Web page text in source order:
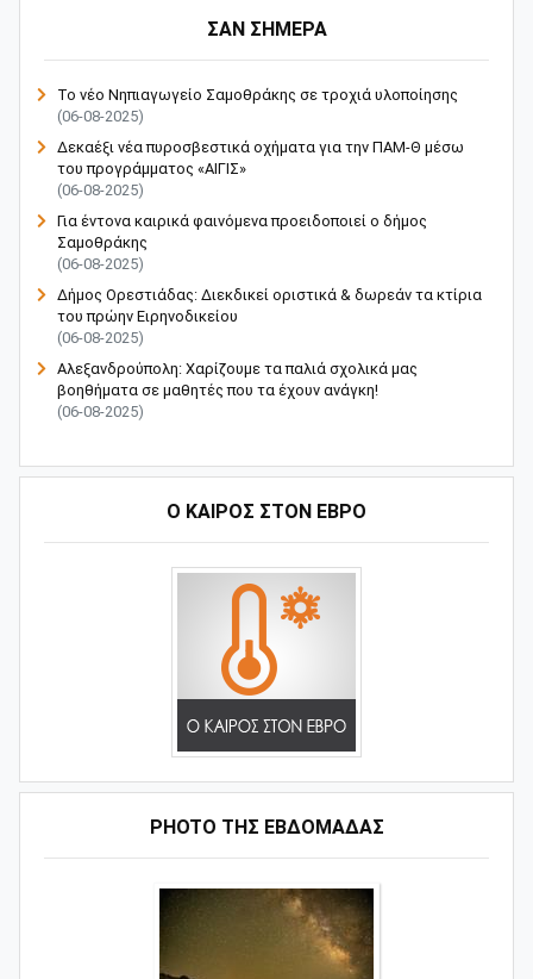
ΣΑΝ ΣΗΜΕΡΑ
Το νέο Νηπιαγωγείο Σαμοθράκης σε τροχιά υλοποίησης
(06-08-2025)
Δεκαέξι νέα πυροσβεστικά οχήματα για την ΠΑΜ-Θ μέσω
του προγράμματος «ΑΙΓΙΣ»
(06-08-2025)
Για έντονα καιρικά φαινόμενα προειδοποιεί ο δήμος
Σαμοθράκης
(06-08-2025)
Δήμος Ορεστιάδας: Διεκδικεί οριστικά & δωρεάν τα κτίρια
του πρώην Ειρηνοδικείου
(06-08-2025)
Αλεξανδρούπολη: Χαρίζουμε τα παλιά σχολικά μας
βοηθήματα σε μαθητές που τα έχουν ανάγκη!
(06-08-2025)
Ο ΚΑΙΡΟΣ ΣΤΟΝ ΕΒΡΟ
PHOTO ΤΗΣ ΕΒΔΟΜΑΔΑΣ